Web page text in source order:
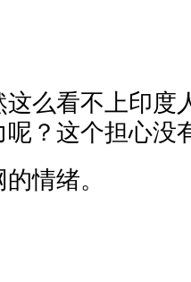
么看不上印度
？这个担心没
情绪。